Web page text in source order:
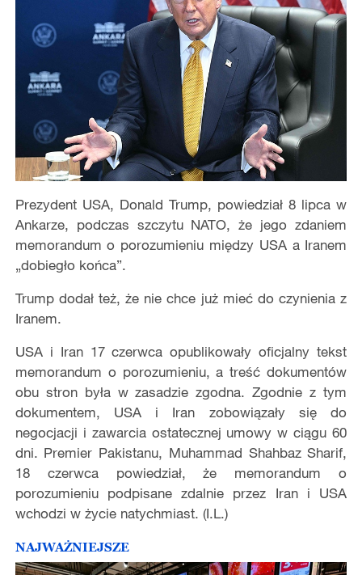
Prezydent USA, Donald Trump, powiedział 8 lipca w
Ankarze, podczas szczytu NATO, że jego zdaniem
memorandum o porozumieniu między USA a Iranem
„dobiegło końca”.
Trump dodał też, że nie chce już mieć do czynienia z
Iranem.
USA i Iran 17 czerwca opublikowały oficjalny tekst
memorandum o porozumieniu, a treść dokumentów
obu stron była w zasadzie zgodna. Zgodnie z tym
dokumentem, USA i Iran zobowiązały się do
negocjacji i zawarcia ostatecznej umowy w ciągu 60
dni. Premier Pakistanu, Muhammad Shahbaz Sharif,
18 czerwca powiedział, że memorandum o
porozumieniu podpisane zdalnie przez Iran i USA
wchodzi w życie natychmiast. (I.L.)
NAJWAŻNIEJSZE